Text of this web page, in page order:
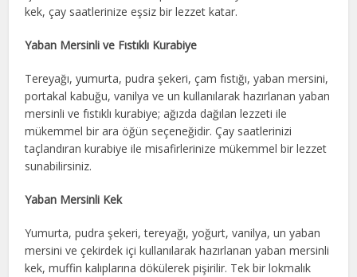
kek, çay saatlerinize eşsiz bir lezzet katar.
Yaban Mersinli ve Fıstıklı Kurabiye
Tereyağı, yumurta, pudra şekeri, çam fıstığı, yaban mersini,
portakal kabuğu, vanilya ve un kullanılarak hazırlanan yaban
mersinli ve fıstıklı kurabiye; ağızda dağılan lezzeti ile
mükemmel bir ara öğün seçeneğidir. Çay saatlerinizi
taçlandıran kurabiye ile misafirlerinize mükemmel bir lezzet
sunabilirsiniz.
Yaban Mersinli Kek
Yumurta, pudra şekeri, tereyağı, yoğurt, vanilya, un yaban
mersini ve çekirdek içi kullanılarak hazırlanan yaban mersinli
kek, muffin kalıplarına dökülerek pişirilir. Tek bir lokmalık